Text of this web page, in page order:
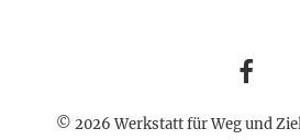
© 2026 Werkstatt für Weg und